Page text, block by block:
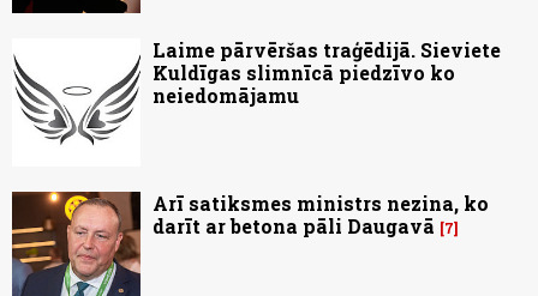
Laime pārvēršas traģēdijā. Sieviete
Kuldīgas slimnīcā piedzīvo ko
neiedomājamu
Arī satiksmes ministrs nezina, ko
darīt ar betona pāli Daugavā
7